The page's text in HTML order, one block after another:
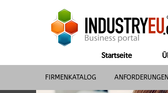
Startseite
FIRMENKATALOG ANFORDERUNGEN